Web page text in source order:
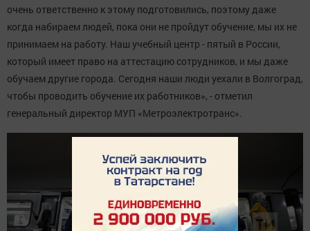
очень ответственно к этому подготовились, поэтому даже
когда набираем людей, пока они не пройдут обучение, мы их не
принимаем на работу. Наш учебный центр - пятый в России,
который имеет право на аттестацию сотрудников, и мы даже
обучаем другие города. Сегодня наши люди уехали в Волгоград,
чтобы проводить обучение их работников», - отметил
генеральный директор МУП «Метроэлектротранс».